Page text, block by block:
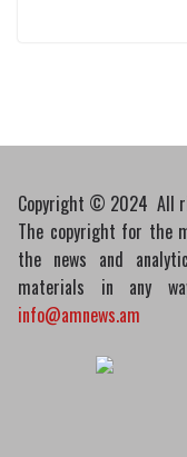
Copyright © 2024 All
The copyright for the
the news and
materials in any
info@amnews.am